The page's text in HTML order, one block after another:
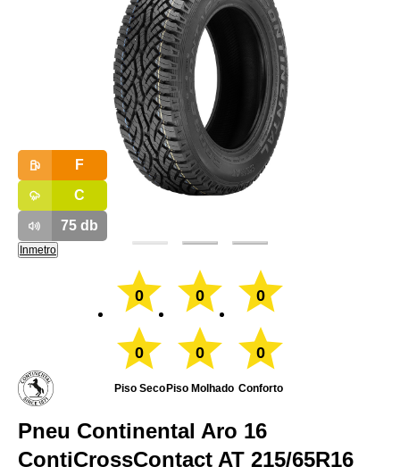
F
C
75db
Inmetro
0
0
Piso Seco
0
0
Piso Molhado
0
0
Conforto
Pneu Continental Aro 16
ContiCrossContact AT 215/65R16